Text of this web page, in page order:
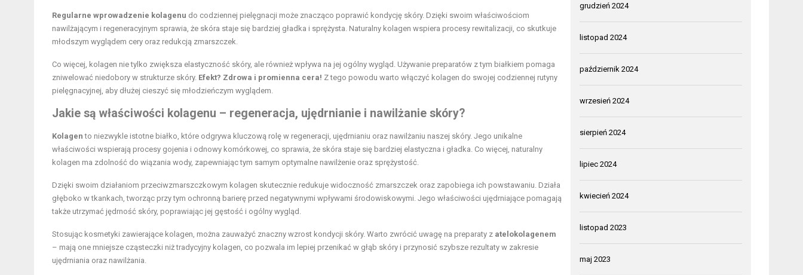
Regularne wprowadzenie kolagenu do codziennej pielęgnacji może znacząco poprawić kondycję skóry. Dzięki swoim właściwościom
nawilżającym i regeneracyjnym sprawia, że skóra staje się bardziej gładka i sprężysta. Naturalny kolagen wspiera procesy rewitalizacji, co skutkuje
młodszym wyglądem cery oraz redukcją zmarszczek.
Co więcej, kolagen nie tylko zwiększa elastyczność skóry, ale również wpływa na jej ogólny wygląd. Używanie preparatów z tym białkiem pomaga
zniwelować niedobory w strukturze skóry. Efekt? Zdrowa i promienna cera! Z tego powodu warto włączyć kolagen do swojej codziennej rutyny
pielęgnacyjnej, aby dłużej cieszyć się młodzieńczym wyglądem.
Jakie są właściwości kolagenu – regeneracja, ujędrnianie i nawilżanie skóry?
Kolagen to niezwykle istotne białko, które odgrywa kluczową rolę w regeneracji, ujędrnianiu oraz nawilżaniu naszej skóry. Jego unikalne
właściwości wspierają procesy gojenia i odnowy komórkowej, co sprawia, że skóra staje się bardziej elastyczna i gładka. Co więcej, naturalny
kolagen ma zdolność do wiązania wody, zapewniając tym samym optymalne nawilżenie oraz sprężystość.
Dzięki swoim działaniom przeciwzmarszczkowym kolagen skutecznie redukuje widoczność zmarszczek oraz zapobiega ich powstawaniu. Działa
głęboko w tkankach, tworząc przy tym ochronną barierę przed negatywnymi wpływami środowiskowymi. Jego właściwości ujędrniające pomagają
także utrzymać jędrność skóry, poprawiając jej gęstość i ogólny wygląd.
Stosując kosmetyki zawierające kolagen, można zauważyć znaczny wzrost kondycji skóry. Warto zwrócić uwagę na preparaty z atelokolagenem
– mają one mniejsze cząsteczki niż tradycyjny kolagen, co pozwala im lepiej przenikać w głąb skóry i przynosić szybsze rezultaty w zakresie
ujędrniania oraz nawilżania.
grudzień 2024
listopad 2024
październik 2024
wrzesień 2024
sierpień 2024
lipiec 2024
kwiecień 2024
listopad 2023
maj 2023